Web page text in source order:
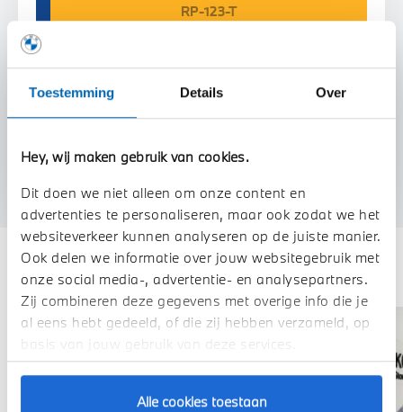
Toestemming Details Over
Hey, wij maken gebruik van cookies.
Dit doen we niet alleen om onze content en
advertenties te personaliseren, maar ook zodat we het
websiteverkeer kunnen analyseren op de juiste manier.
Ook delen we informatie over jouw websitegebruik met
onze social media-, advertentie- en analysepartners.
Zij combineren deze gegevens met overige info die je
al eens hebt gedeeld, of die zij hebben verzameld, op
basis van jouw gebruik van deze services.
Alle cookies toestaan
Voorstel aanvragen
Deze zijn vergelijkbaar